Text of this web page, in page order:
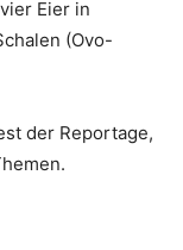
Eier in
(Ovo-
der Reportage,